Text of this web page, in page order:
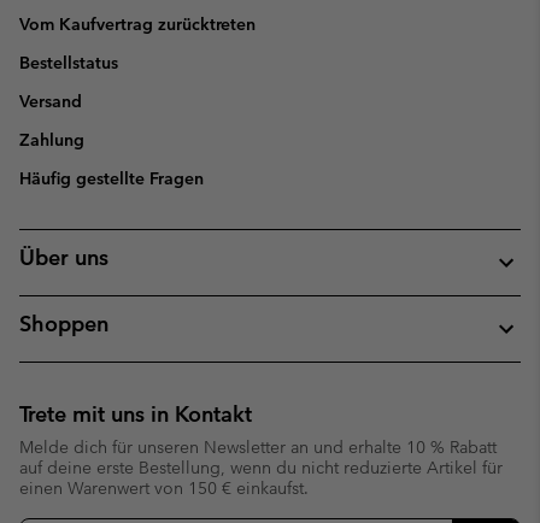
Vom Kaufvertrag zurücktreten
Bestellstatus
Versand
Zahlung
Häufig gestellte Fragen
Über uns
Shoppen
Trete mit uns in Kontakt
Melde dich für unseren Newsletter an und erhalte 10 % Rabatt
auf deine erste Bestellung, wenn du nicht reduzierte Artikel für
einen Warenwert von 150 € einkaufst.